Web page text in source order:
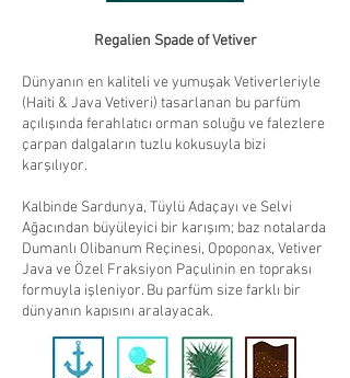
Regalien Spade of Vetiver
Dünyanın en kaliteli ve yumuşak Vetiverleriyle
(Haiti & Java Vetiveri) tasarlanan bu parfüm
açılışında ferahlatıcı orman soluğu ve falezlere
çarpan dalgaların tuzlu kokusuyla bizi
karşılıyor.
Kalbinde Sardunya, Tüylü Adaçayı ve Selvi
Ağacından büyüleyici bir karışım; baz notalarda
Dumanlı Olibanum Reçinesi, Opoponax, Vetiver
Java ve Özel Fraksiyon Paçulinin en topraksı
formuyla işleniyor. Bu parfüm size farklı bir
dünyanın kapısını aralayacak.